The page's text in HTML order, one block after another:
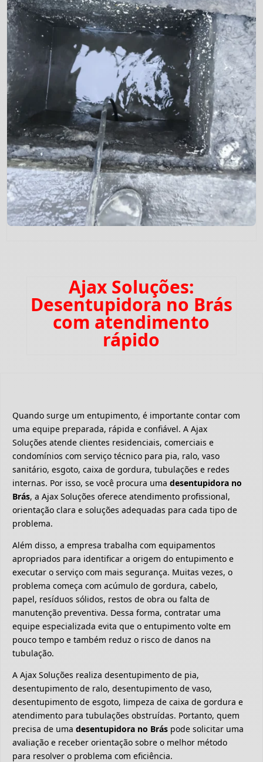
Ajax Soluções:
Desentupidora no Brás
com atendimento
rápido
Quando surge um entupimento, é importante contar com
uma equipe preparada, rápida e confiável. A Ajax
Soluções atende clientes residenciais, comerciais e
condomínios com serviço técnico para pia, ralo, vaso
sanitário, esgoto, caixa de gordura, tubulações e redes
internas. Por isso, se você procura uma desentupidora no
Brás, a Ajax Soluções oferece atendimento profissional,
orientação clara e soluções adequadas para cada tipo de
problema.
Além disso, a empresa trabalha com equipamentos
apropriados para identificar a origem do entupimento e
executar o serviço com mais segurança. Muitas vezes, o
problema começa com acúmulo de gordura, cabelo,
papel, resíduos sólidos, restos de obra ou falta de
manutenção preventiva. Dessa forma, contratar uma
equipe especializada evita que o entupimento volte em
pouco tempo e também reduz o risco de danos na
tubulação.
A Ajax Soluções realiza desentupimento de pia,
desentupimento de ralo, desentupimento de vaso,
desentupimento de esgoto, limpeza de caixa de gordura e
atendimento para tubulações obstruídas. Portanto, quem
precisa de uma desentupidora no Brás pode solicitar uma
avaliação e receber orientação sobre o melhor método
para resolver o problema com eficiência.